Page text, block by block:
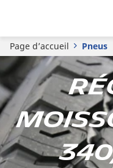
Page d’accueil Pneus